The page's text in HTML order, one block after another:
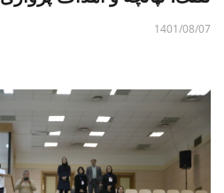
1401/08/07